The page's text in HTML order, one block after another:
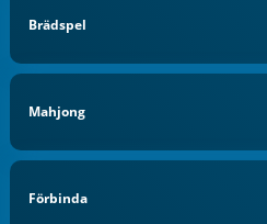
Brädspel
Mahjong
Förbinda